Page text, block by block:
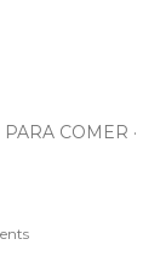
PARA COMER